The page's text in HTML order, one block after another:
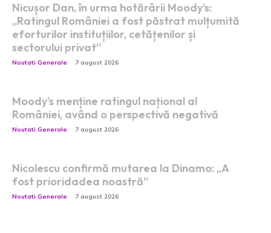
Nicușor Dan, în urma hotărârii Moody’s:
„Ratingul României a fost păstrat mulțumită
eforturilor instituțiilor, cetățenilor și
sectorului privat”
Noutati Generale 7 august 2026
Moody’s menține ratingul național al
României, având o perspectivă negativă
Noutati Generale 7 august 2026
Nicolescu confirmă mutarea la Dinamo: „A
fost prioridadea noastră”
Noutati Generale 7 august 2026